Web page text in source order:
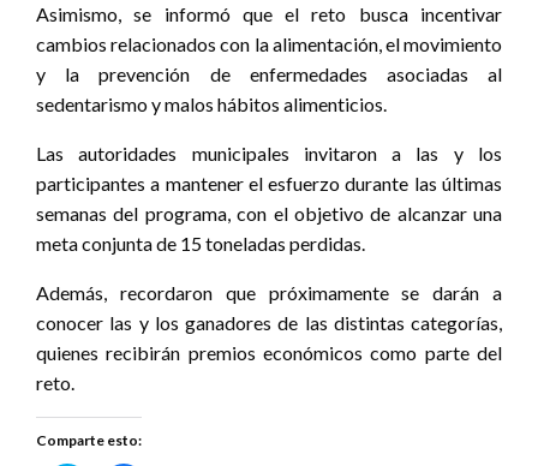
Asimismo, se informó que el reto busca incentivar
cambios relacionados con la alimentación, el movimiento
y la prevención de enfermedades asociadas al
sedentarismo y malos hábitos alimenticios.
Las autoridades municipales invitaron a las y los
participantes a mantener el esfuerzo durante las últimas
semanas del programa, con el objetivo de alcanzar una
meta conjunta de 15 toneladas perdidas.
Además, recordaron que próximamente se darán a
conocer las y los ganadores de las distintas categorías,
quienes recibirán premios económicos como parte del
reto.
Comparte esto: